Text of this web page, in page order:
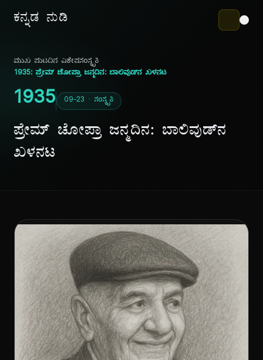
ಕನ್ನಡ ನುಡಿ
ಮುಖ ಪುಟದಿನ ವಿಶೇಷಸಂಸ್ಕೃತಿ
1935: ಪ್ರೇಮ್ ಚೋಪ್ರಾ ಜನ್ಮದಿನ: ಬಾಲಿವುಡ್‌ನ ಖಳನಟ
1935 09-23 · ಸಂಸ್ಕೃತಿ
ಪ್ರೇಮ್ ಚೋಪ್ರಾ ಜನ್ಮದಿನ: ಬಾಲಿವುಡ್‌ನ
ಖಳನಟ